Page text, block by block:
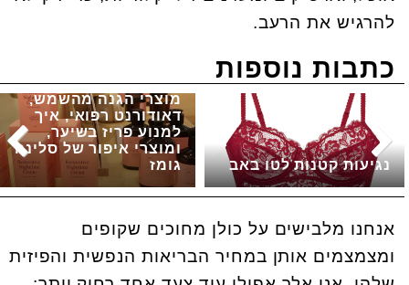
להרגיש את הרעב.
כתבות נוספות
מוצרי הגנה מהשמש,
דאודורנט רפואי, איך
למנוע פריז בשיער,
ומוצרי איפור של סלינה
גומז
נגיעות קטנות לטו באב
אנחנו מלבישים על כולן מחוכים שקופים
ומצמצמים אותן במחיר הבריאות הנפשית והפיזית